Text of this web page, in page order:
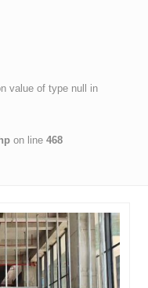
value of type null in
on line468